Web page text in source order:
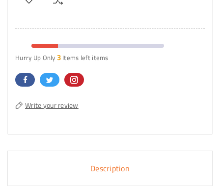
Hurry Up Only3Items left items
Write your review
Description